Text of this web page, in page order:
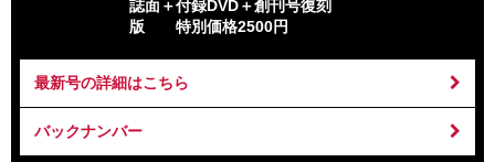
誌面＋付録DVD＋創刊号復刻
版 特別価格2500円
最新号の詳細はこちら
バックナンバー